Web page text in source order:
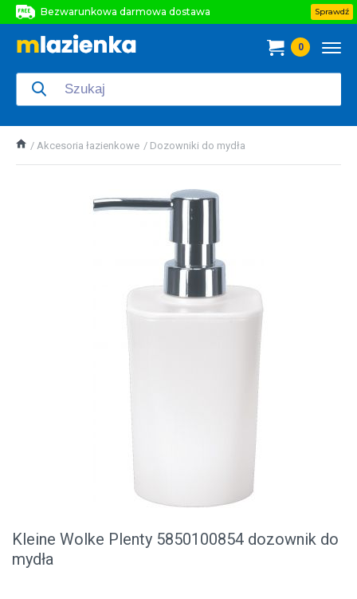
Bezwarunkowa darmowa dostawa
Bezwarunkowa darmowa dostawa
Sprawdź
0
Akcesoria łazienkowe Dozowniki do mydła
Kleine Wolke Plenty 5850100854 dozownik do
mydła